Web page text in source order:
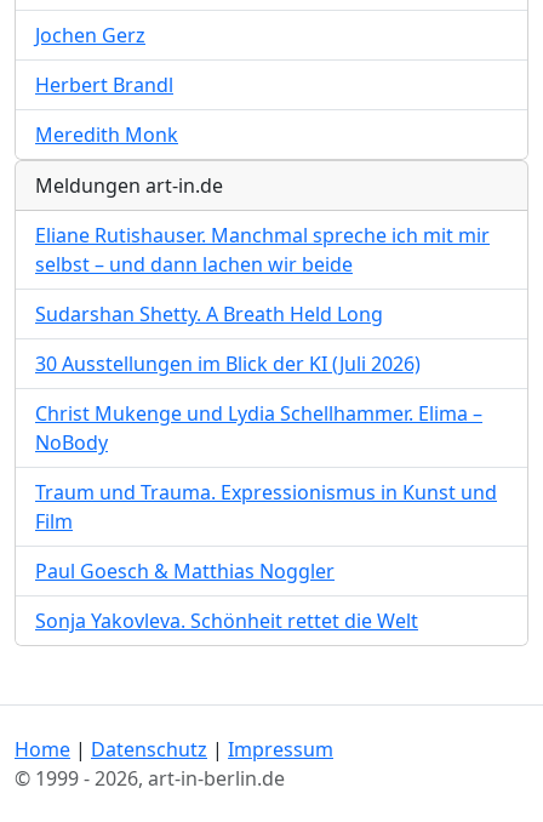
Jochen Gerz
Herbert Brandl
Meredith Monk
Meldungen art-in.de
Eliane Rutishauser. Manchmal spreche ich mit mir
selbst – und dann lachen wir beide
Sudarshan Shetty. A Breath Held Long
30 Ausstellungen im Blick der KI (Juli 2026)
Christ Mukenge und Lydia Schellhammer. Elima –
NoBody
Traum und Trauma. Expressionismus in Kunst und
Film
Paul Goesch & Matthias Noggler
Sonja Yakovleva. Schönheit rettet die Welt
Home | Datenschutz | Impressum
© 1999 - 2026, art-in-berlin.de